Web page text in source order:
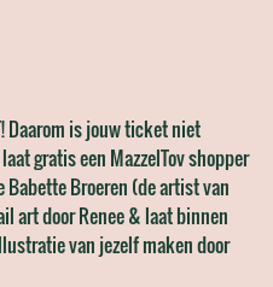
Daarom is jouw ticket niet
gratis een MazzelTov shopper
Broeren (de artist van
art door Renee & laat binnen
van jezelf maken door